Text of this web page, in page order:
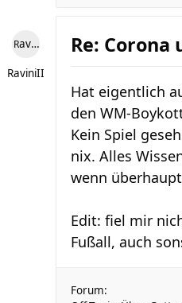
RaviniII
RaviniII
Re: Corona
Hat eigentlich
den WM-
Kein Spiel
nix. Alles
wenn
Edit: fiel mir
Fußall, auch
Forum: